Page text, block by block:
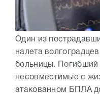
Один из
налета
больницы. Погибший
несовместимые с
атакованном БПЛА